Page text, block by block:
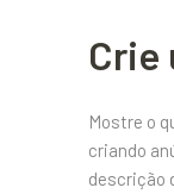
Crie
Mostre o
criando
descrição